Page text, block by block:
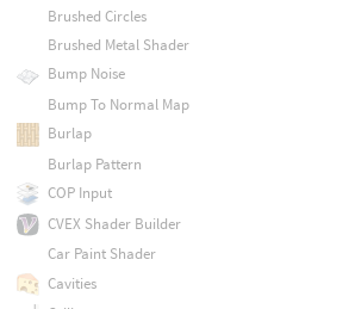
Brushed Circles
Brushed Metal Shader
Bump Noise
Bump To Normal Map
Burlap
Burlap Pattern
COP Input
CVEX Shader Builder
Car Paint Shader
Cavities